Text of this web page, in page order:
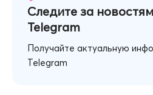
Следите за
Telegram
Получайте актуальную
Telegram